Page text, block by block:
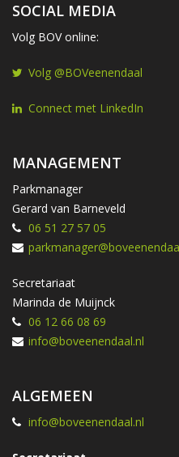
SOCIAL MEDIA
Volg BOV online:
Volg @BOVeenendaal
Connect met LinkedIn
MANAGEMENT
Parkmanager
Gerard van Barneveld
06 51 27 57 05
Secretariaat
Marinda de Muijnck
06 12 66 08 69
info@boveenendaal.nl
ALGEMEEN
info@boveenendaal.nl